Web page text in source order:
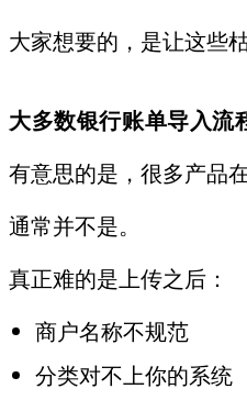
大家想要的，是让这些
大多数银行账单导入流
有意思的是，很多产品
通常并不是。
真正难的是上传之后：
商户名称不规范
分类对不上你的系统